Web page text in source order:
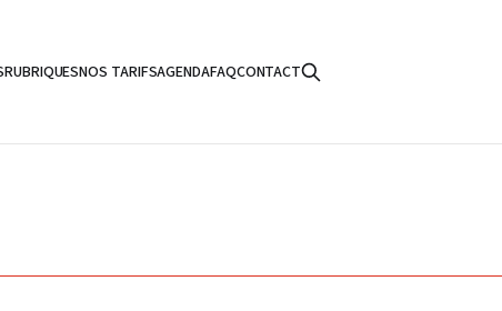
RUBRIQUESNOS TARIFSAGENDAFAQCONTACT